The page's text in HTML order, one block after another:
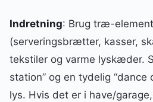
Indretning: Brug træ-
(serveringsbrætter, kasser,
tekstiler og varme lyskæder.
station” og en tydelig
lys. Hvis det er i have/